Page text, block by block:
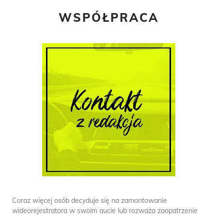
WSPÓŁPRACA
Coraz więcej osób decyduje się na zamontowanie
wideorejestratora w swoim aucie lub rozważa zaopatrzenie